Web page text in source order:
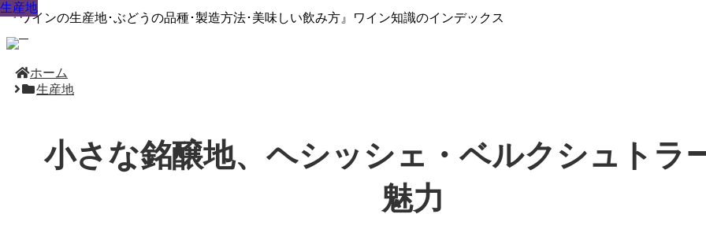
『ワインの生産地･ぶどうの品種･製造方法･美味しい飲み方』ワイン知識のインデックス
ホーム
生産地
小さな銘醸地、ヘシッシェ・ベルクシュトラ
魅力
生産地
生産地
生産地
生産地
生産地
生産地
生産地
生産地
生産地